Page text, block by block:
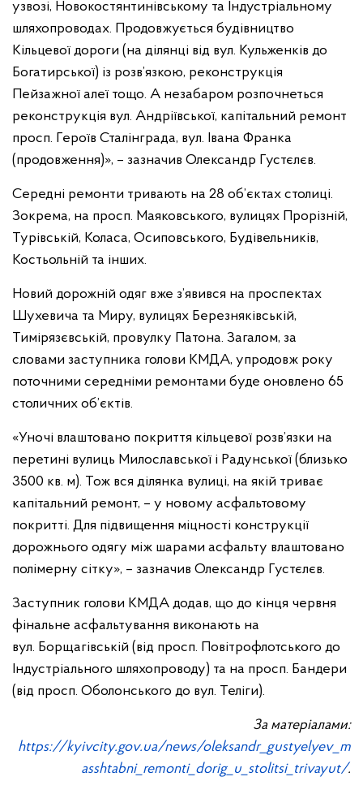
узвозі, Новокостянтинівському та Індустріальному
шляхопроводах. Продовжується будівництво
Кільцевої дороги (на ділянці від вул. Кульженків до
Богатирської) із розв’язкою, реконструкція
Пейзажної алеї тощо. А незабаром розпочнеться
реконструкція вул. Андріївської, капітальний ремонт
просп. Героїв Сталінграда, вул. Івана Франка
(продовження)», – зазначив Олександр Густєлєв.
Середні ремонти тривають на 28 об’єктах столиці.
Зокрема, на просп. Маяковського, вулицях Прорізній,
Турівській, Коласа, Осиповського, Будівельників,
Костьольній та інших.
Новий дорожній одяг вже з’явився на проспектах
Шухевича та Миру, вулицях Березняківській,
Тимірязєвській, провулку Патона. Загалом, за
словами заступника голови КМДА, упродовж року
поточними середніми ремонтами буде оновлено 65
столичних об’єктів.
«Уночі влаштовано покриття кільцевої розв’язки на
перетині вулиць Милославської і Радунської (близько
3500 кв. м). Тож вся ділянка вулиці, на якій триває
капітальний ремонт, – у новому асфальтовому
покритті. Для підвищення міцності конструкції
дорожнього одягу між шарами асфальту влаштовано
полімерну сітку», – зазначив Олександр Густєлєв.
Заступник голови КМДА додав, що до кінця червня
фінальне асфальтування виконають на
вул. Борщагівській (від просп. Повітрофлотського до
Індустріального шляхопроводу) та на просп. Бандери
(від просп. Оболонського до вул. Теліги).
За матеріалами:
https://kyivcity.gov.ua/news/oleksandr_gustyelyev_m
asshtabni_remonti_dorig_u_stolitsi_trivayut/.